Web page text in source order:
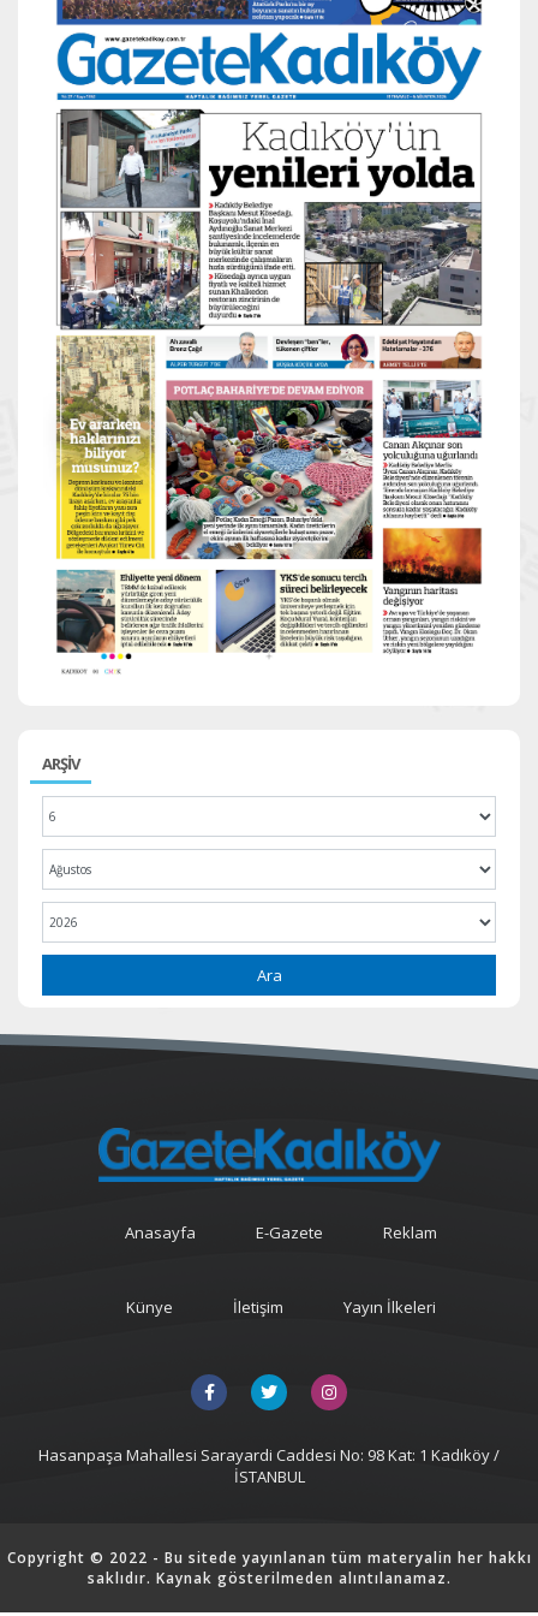
ARŞİV
Ara
Anasayfa E-Gazete Reklam
Künye İletişim Yayın İlkeleri
Hasanpaşa Mahallesi Sarayardi Caddesi No: 98 Kat: 1 Kadıköy /
İSTANBUL
Copyright © 2022 - Bu sitede yayınlanan tüm materyalin her hakkı
saklıdır. Kaynak gösterilmeden alıntılanamaz.